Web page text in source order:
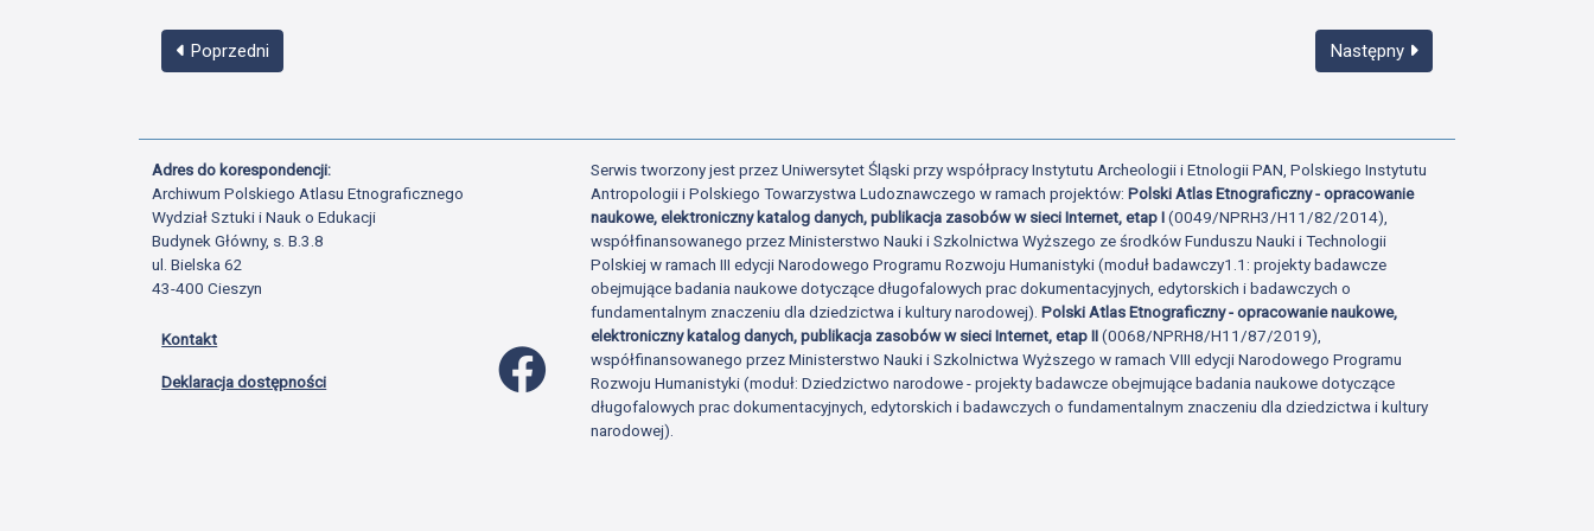
Poprzedni Następny
Adres do korespondencji:
Archiwum Polskiego Atlasu Etnograficznego
Wydział Sztuki i Nauk o Edukacji
Budynek Główny, s. B.3.8
ul. Bielska 62
43-400 Cieszyn
Kontakt
Deklaracja dostępności
Profil Facebook
Serwis tworzony jest przez Uniwersytet Śląski przy współpracy Instytutu Archeologii i Etnologii PAN, Polskiego Instytutu
Antropologii i Polskiego Towarzystwa Ludoznawczego w ramach projektów:Polski Atlas Etnograficzny - opracowanie
naukowe, elektroniczny katalog danych, publikacja zasobów w sieci Internet, etap I(0049/NPRH3/H11/82/2014),
współfinansowanego przez Ministerstwo Nauki i Szkolnictwa Wyższego ze środków Funduszu Nauki i Technologii
Polskiej w ramach III edycji Narodowego Programu Rozwoju Humanistyki (moduł badawczy1.1: projekty badawcze
obejmujące badania naukowe dotyczące długofalowych prac dokumentacyjnych, edytorskich i badawczych o
fundamentalnym znaczeniu dla dziedzictwa i kultury narodowej).Polski Atlas Etnograficzny - opracowanie naukowe,
elektroniczny katalog danych, publikacja zasobów w sieci Internet, etap II(0068/NPRH8/H11/87/2019),
współfinansowanego przez Ministerstwo Nauki i Szkolnictwa Wyższego w ramach VIII edycji Narodowego Programu
Rozwoju Humanistyki (moduł: Dziedzictwo narodowe - projekty badawcze obejmujące badania naukowe dotyczące
długofalowych prac dokumentacyjnych, edytorskich i badawczych o fundamentalnym znaczeniu dla dziedzictwa i kultury
narodowej).